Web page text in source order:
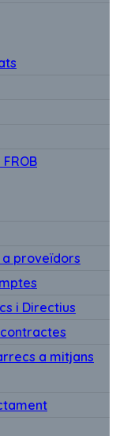
proveïdors
i Directius
a mitjans